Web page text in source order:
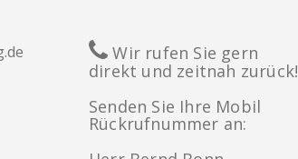
Wir rufen Sie gern
direkt und zeitnah zurück!
Senden Sie Ihre Mobil
Rückrufnummer an: